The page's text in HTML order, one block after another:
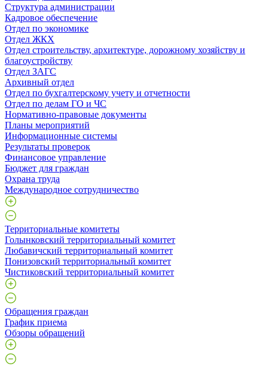
Структура администрации
Кадровое обеспечение
Отдел по экономике
Отдел ЖКХ
Отдел строительству, архитектуре, дорожному хозяйству и
благоустройству
Отдел ЗАГС
Архивный отдел
Отдел по бухгалтерскому учету и отчетности
Отдел по делам ГО и ЧС
Нормативно-правовые документы
Планы мероприятий
Информационные системы
Результаты проверок
Финансовое управление
Бюджет для граждан
Охрана труда
Международное сотрудничество
Территориальные комитеты
Голынковский территориальный комитет
Любавичский территориальный комитет
Понизовский территориальный комитет
Чистиковский территориальный комитет
Обращения граждан
График приема
Обзоры обращений